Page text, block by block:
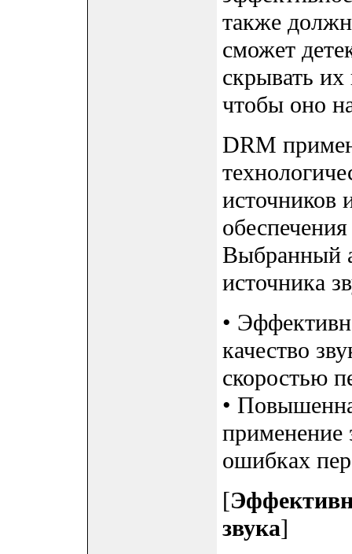
также
сможет
скрывать их
чтобы оно
DRM
источников
Выбранный
источника
•
качество
скоростью
•
применение
ошибках
[
звука]